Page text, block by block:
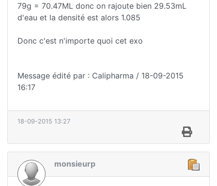
79g = 70.47ML donc on rajoute bien 29.53mL
d'eau et la densité est alors 1.085
Donc c'est n'importe quoi cet exo
Message édité par : Calipharma / 18-09-2015
16:17
18-09-2015 13:27
monsieurp